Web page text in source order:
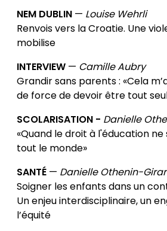
NEM DUBLIN — Louise Wehrli
Renvois vers la Croatie. Une
mobilise
INTERVIEW — Camille Aubry
Grandir sans parents : «Cela
de force de devoir être tout
SCOLARISATION - Danielle
«Quand le droit à l'éducation
tout le monde»
SANTÉ — Danielle Othenin-
Soigner les enfants dans un
Un enjeu interdisciplinaire, un
l’équité